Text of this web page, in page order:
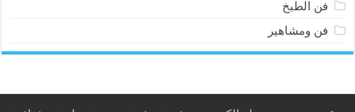
فن الطبخ
فن ومشاهير